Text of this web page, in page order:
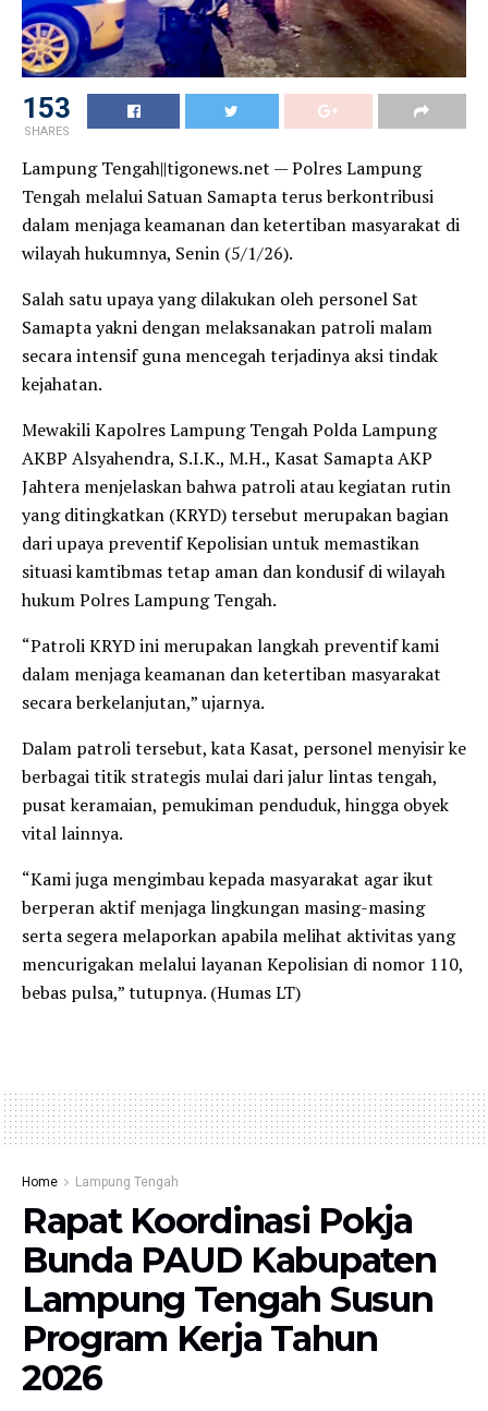
153
SHARES
Lampung Tengah||tigonews.net — Polres Lampung
Tengah melalui Satuan Samapta terus berkontribusi
dalam menjaga keamanan dan ketertiban masyarakat di
wilayah hukumnya, Senin (5/1/26).
Salah satu upaya yang dilakukan oleh personel Sat
Samapta yakni dengan melaksanakan patroli malam
secara intensif guna mencegah terjadinya aksi tindak
kejahatan.
Mewakili Kapolres Lampung Tengah Polda Lampung
AKBP Alsyahendra, S.I.K., M.H., Kasat Samapta AKP
Jahtera menjelaskan bahwa patroli atau kegiatan rutin
yang ditingkatkan (KRYD) tersebut merupakan bagian
dari upaya preventif Kepolisian untuk memastikan
situasi kamtibmas tetap aman dan kondusif di wilayah
hukum Polres Lampung Tengah.
“Patroli KRYD ini merupakan langkah preventif kami
dalam menjaga keamanan dan ketertiban masyarakat
secara berkelanjutan,” ujarnya.
Dalam patroli tersebut, kata Kasat, personel menyisir ke
berbagai titik strategis mulai dari jalur lintas tengah,
pusat keramaian, pemukiman penduduk, hingga obyek
vital lainnya.
“Kami juga mengimbau kepada masyarakat agar ikut
berperan aktif menjaga lingkungan masing-masing
serta segera melaporkan apabila melihat aktivitas yang
mencurigakan melalui layanan Kepolisian di nomor 110,
bebas pulsa,” tutupnya. (Humas LT)
Home Lampung Tengah
Rapat Koordinasi Pokja
Bunda PAUD Kabupaten
Lampung Tengah Susun
Program Kerja Tahun
2026